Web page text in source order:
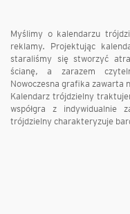
Myślimy o kalendarzu
reklamy. Projektując
staraliśmy się stworzyć
ścianę, a zarazem
Nowoczesna grafika zawarta
Kalendarz trójdzielny
współgra z indywidualnie
trójdzielny charakteryzuje